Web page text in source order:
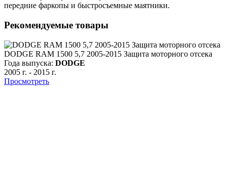
передние фаркопы и быстросъемные маятники.
Рекомендуемые товары
DODGE RAM 1500 5,7 2005-2015 Защита моторного отсека
Года выпуска: DODGE
2005 г. - 2015 г.
Просмотреть